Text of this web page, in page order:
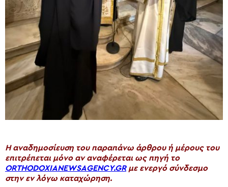
H αναδημοσίευση του παραπάνω άρθρου ή μέρους του
επιτρέπεται μόνο αν αναφέρεται ως πηγή το
ORTHODOXIANEWSAGENCY.GRμε ενεργό σύνδεσμο
στην εν λόγω καταχώρηση.